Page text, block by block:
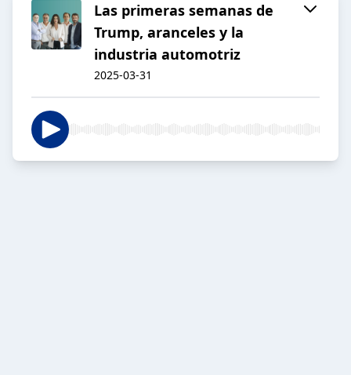
Las primeras semanas de
Trump, aranceles y la
industria automotriz
2025-03-31